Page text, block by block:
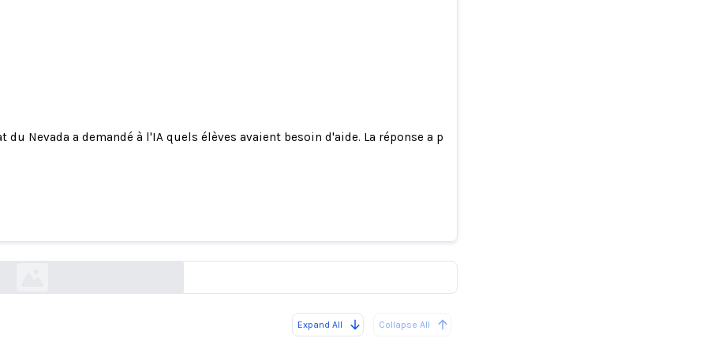
du Nevada a demandé à l'IA quels élèves avaient besoin d'aide. La réponse a provoqué un tollé.
Nevada a demandé à l'IA quels élèves avaient besoin
Expand All Collapse All